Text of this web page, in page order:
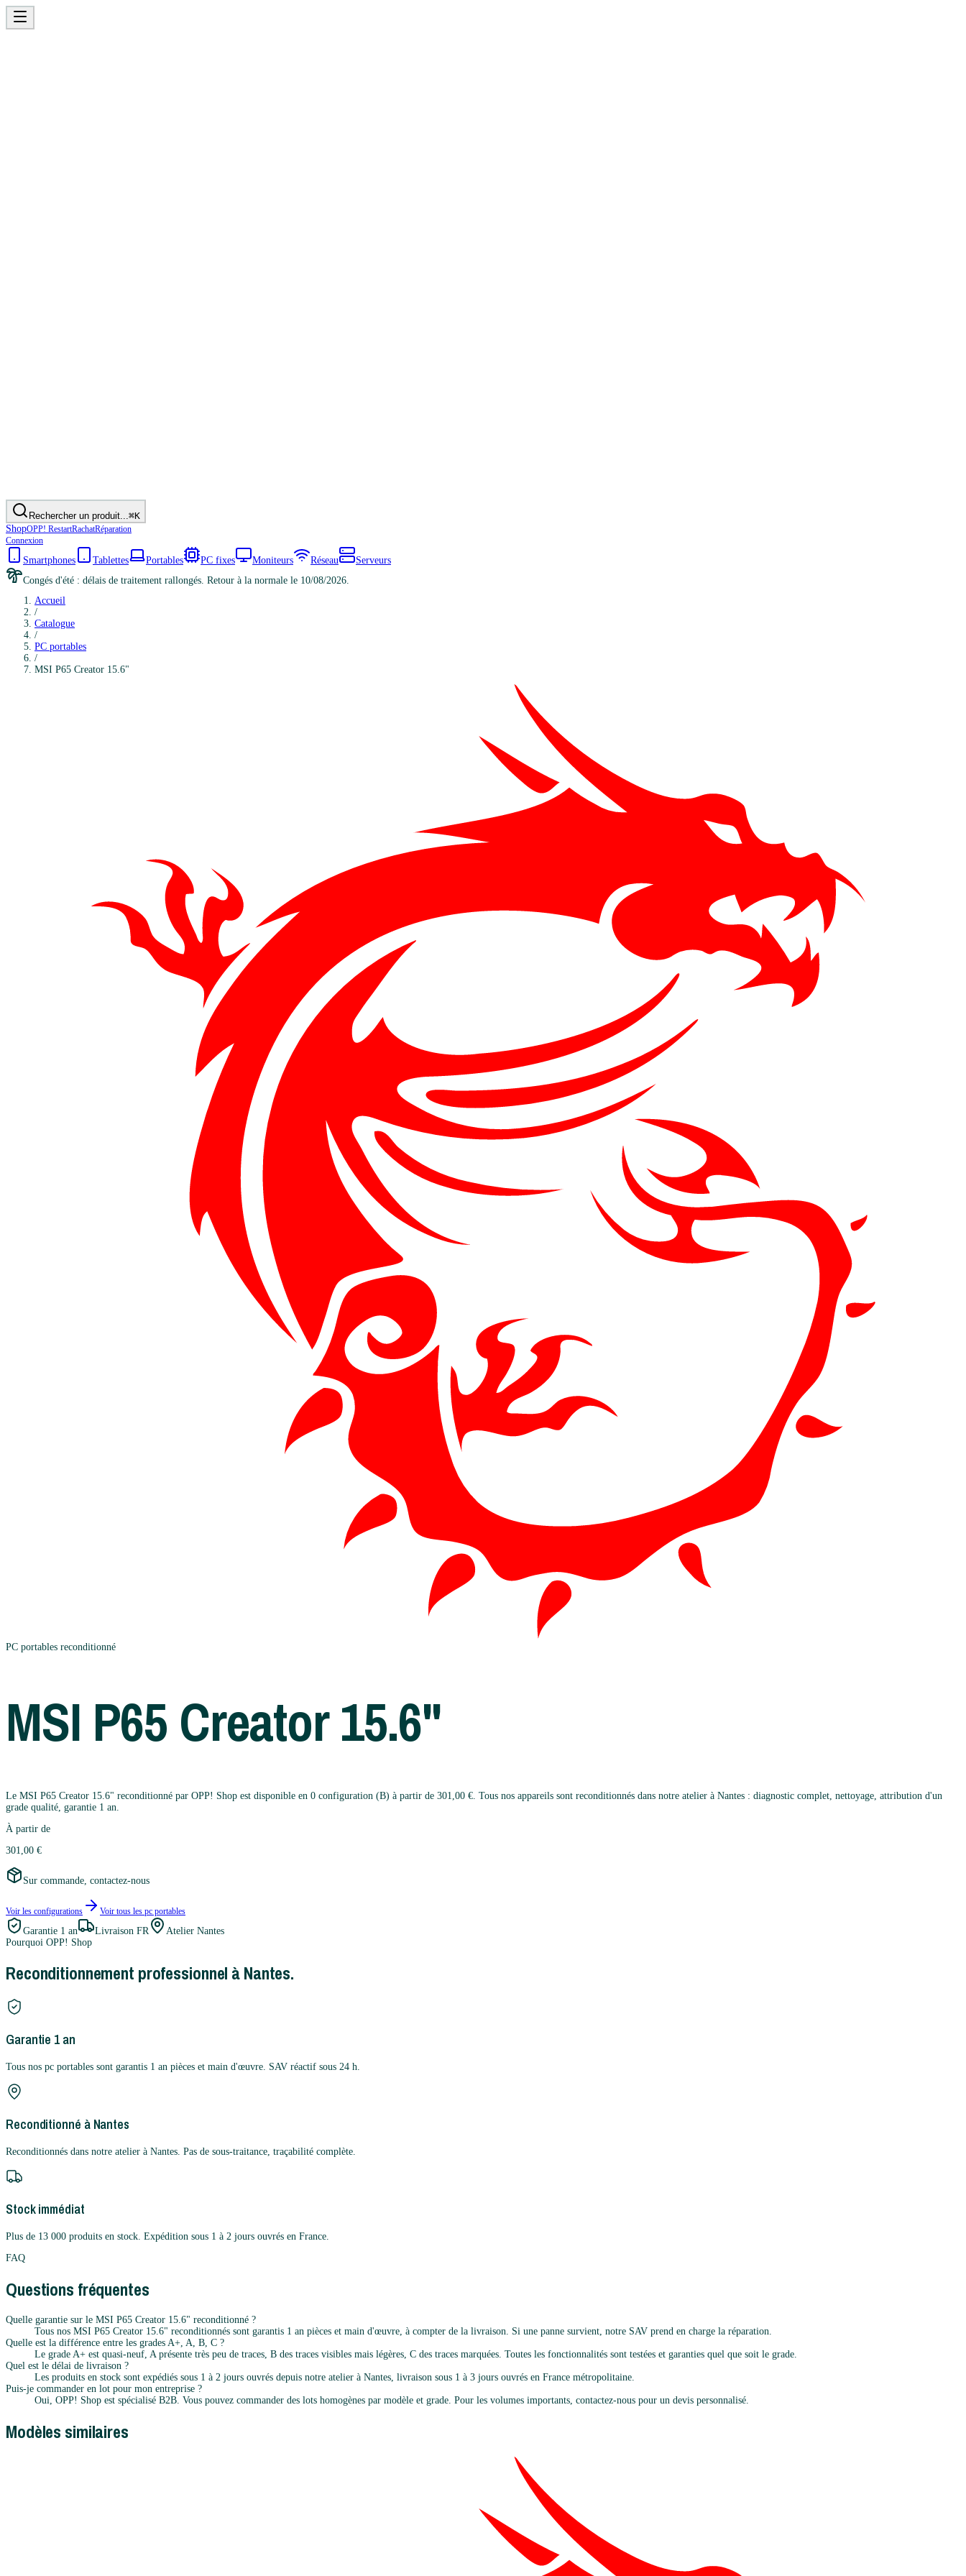
Rechercher un produit... ⌘K
ShopOPP! RestartRachatRéparation
Connexion
Smartphones Tablettes Portables PC fixes Moniteurs Réseau
Serveurs
Congés d'été : délais de traitement rallongés. Retour à la normale le 10/08/2026.
Accueil
/
Catalogue
/
PC portables
/
MSI P65 Creator 15.6"
PC portables reconditionné
MSI P65 Creator 15.6"
Le MSI P65 Creator 15.6" reconditionné par OPP! Shop est disponible en 0 configuration (B) à partir de 301,00 €. Tous nos appareils sont reconditionnés dans notre atelier à Nantes : diagnostic complet, nettoyage, attribution d'un
grade qualité, garantie 1 an.
À partir de
301,00 €
Sur commande, contactez-nous
Voir les configurations Voir tous les pc portables
Garantie 1 an Livraison FR
Atelier Nantes
Pourquoi OPP! Shop
Reconditionnement professionnel à Nantes.
Garantie 1 an
Tous nos pc portables sont garantis 1 an pièces et main d'œuvre. SAV réactif sous 24 h.
Reconditionné à Nantes
Reconditionnés dans notre atelier à Nantes. Pas de sous-traitance, traçabilité complète.
Stock immédiat
Plus de 13 000 produits en stock. Expédition sous 1 à 2 jours ouvrés en France.
FAQ
Questions fréquentes
Quelle garantie sur le MSI P65 Creator 15.6" reconditionné ?
Tous nos MSI P65 Creator 15.6" reconditionnés sont garantis 1 an pièces et main d'œuvre, à compter de la livraison. Si une panne survient, notre SAV prend en charge la réparation.
Quelle est la différence entre les grades A+, A, B, C ?
Le grade A+ est quasi-neuf, A présente très peu de traces, B des traces visibles mais légères, C des traces marquées. Toutes les fonctionnalités sont testées et garanties quel que soit le grade.
Quel est le délai de livraison ?
Les produits en stock sont expédiés sous 1 à 2 jours ouvrés depuis notre atelier à Nantes, livraison sous 1 à 3 jours ouvrés en France métropolitaine.
Puis-je commander en lot pour mon entreprise ?
Oui, OPP! Shop est spécialisé B2B. Vous pouvez commander des lots homogènes par modèle et grade. Pour les volumes importants, contactez-nous pour un devis personnalisé.
Modèles similaires